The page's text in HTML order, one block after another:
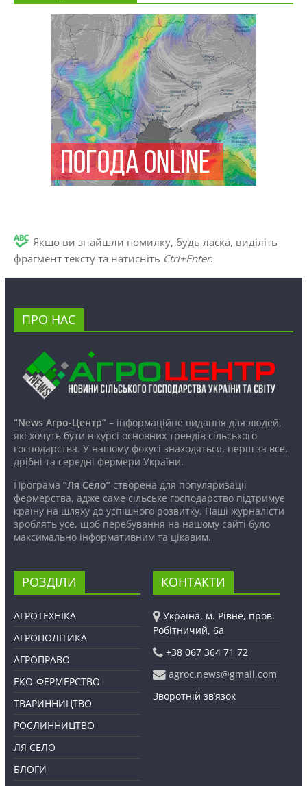
Якщо ви знайшли помилку, будь ласка, виділіть
фрагмент тексту та натисніть Ctrl+Enter.
ПРО НАС
“News Агро-Центр”– інформаційне видання для людей,
які хочуть бути в курсі основних трендів сільського
господарства. У нашому фокусі знаходяться, перш за все,
дрібні та середні фермери України.
Програма “Ля Село”створена для популяризації
фермерства, адже саме сільське господарство підтримує
країну на шляху до успішного розвитку. Наші журналісти
зроблять усе, щоб перебування на нашому сайті було
максимально інформативним та цікавим.
РОЗДІЛИ
АГРОТЕХНІКА
АГРОПОЛІТИКА
АГРОПРАВО
ЕКО-ФЕРМЕРСТВО
ТВАРИННИЦТВО
РОСЛИННИЦТВО
ЛЯ СЕЛО
БЛОГИ
КОНТАКТИ
Україна, м. Рівне, пров.
Робітничий, 6а
+38 067 364 71 72
agroc.news@gmail.com
Зворотній зв’язок